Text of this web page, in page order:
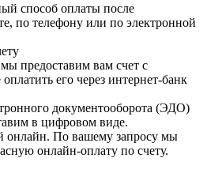
способ оплаты после
по телефону или по электронной
предоставим вам счет с
его через интернет-банк
документооборота (ЭДО)
в цифровом виде.
онлайн. По вашему запросу мы
онлайн-оплату по счету.